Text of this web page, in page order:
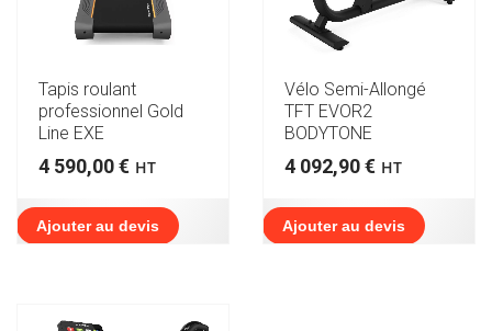
Tapis roulant
professionnel Gold
Line EXE
4 590,00€ HT
Ajouter au devis
Vélo Semi-Allongé
TFT EVOR2
BODYTONE
4 092,90€ HT
Ajouter au devis